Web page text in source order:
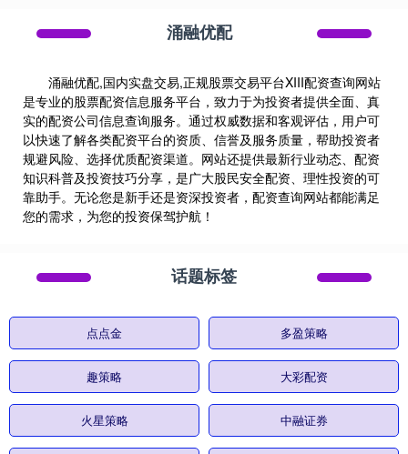
涌融优配
涌融优配,国内实盘交易,正规股票交易平台XIII‌配资查询网站
是专业的股票配资信息服务平台，致力于为投资者提供全面、真
实的配资公司信息查询服务。通过权威数据和客观评估，用户可
以快速了解各类配资平台的资质、信誉及服务质量，帮助投资者
规避风险、选择优质配资渠道。网站还提供最新行业动态、配资
知识科普及投资技巧分享，是广大股民安全配资、理性投资的可
靠助手。无论您是新手还是资深投资者，配资查询网站都能满足
您的需求，为您的投资保驾护航！
话题标签
点点金 多盈策略
趣策略 大彩配资
火星策略 中融证券